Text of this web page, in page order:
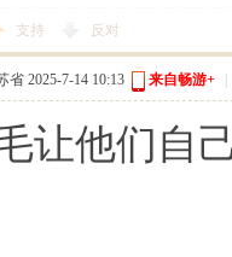
支持 反对
省 2025-7-14 10:13 来自畅游+
让他们自